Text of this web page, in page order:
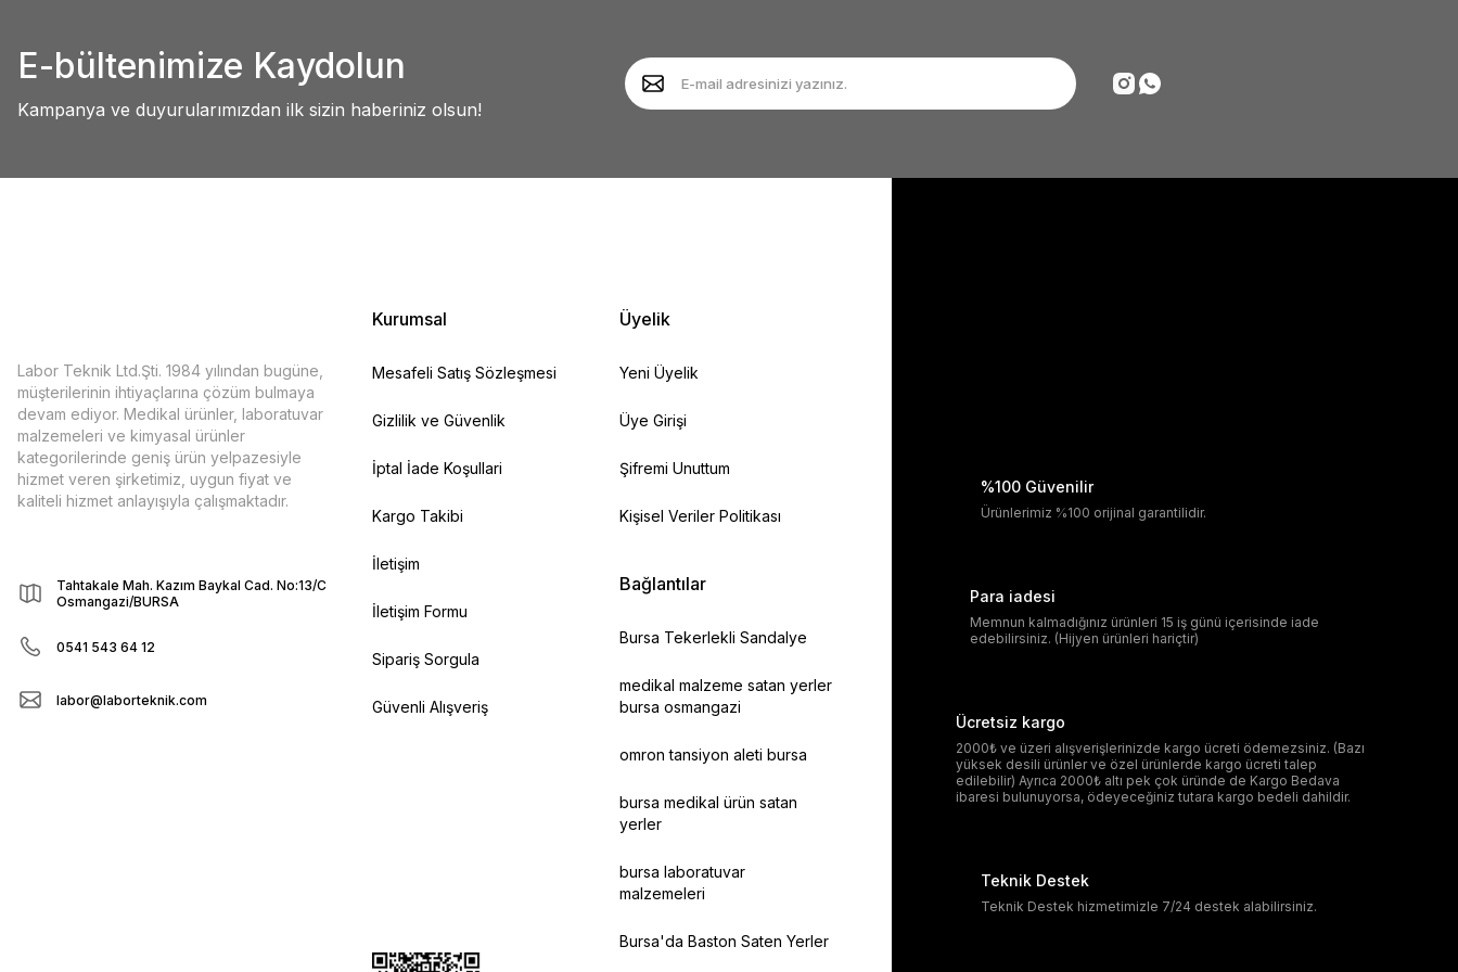
Ürün açıklamasında eksik bilgiler bulunuyor.
Ürün fiyatı diğer sitelerden daha pahalı.
Deneyimini Paylaş
E-bültenimize Kaydolun
Kampanya ve duyurularımızdan ilk sizin haberiniz olsun!
Labor Teknik Ltd.Şti. 1984 yılından bugüne,
müşterilerinin ihtiyaçlarına çözüm bulmaya
devam ediyor. Medikal ürünler, laboratuvar
malzemeleri ve kimyasal ürünler
kategorilerinde geniş ürün yelpazesiyle
hizmet veren şirketimiz, uygun fiyat ve
kaliteli hizmet anlayışıyla çalışmaktadır.
Tahtakale Mah. Kazım Baykal Cad. No:13/C
Osmangazi/BURSA
0541 543 64 12
labor@laborteknik.com
Kurumsal
Mesafeli Satış Sözleşmesi
Gizlilik ve Güvenlik
İptal İade Koşullari
Kargo Takibi
İletişim
İletişim Formu
Sipariş Sorgula
Güvenli Alışveriş
Üyelik
Yeni Üyelik
Üye Girişi
Şifremi Unuttum
Kişisel Veriler Politikası
Bağlantılar
Bursa Tekerlekli Sandalye
medikal malzeme satan yerler
bursa osmangazi
omron tansiyon aleti bursa
bursa medikal ürün satan
yerler
bursa laboratuvar
malzemeleri
Bursa'da Baston Saten Yerler
%100 Güvenilir
Ürünlerimiz %100 orijinal garantilidir.
Para iadesi
Memnun kalmadığınız ürünleri 15 iş günü içerisinde iade
edebilirsiniz. (Hijyen ürünleri hariçtir)
Ücretsiz kargo
2000₺ ve üzeri alışverişlerinizde kargo ücreti ödemezsiniz. (Bazı
yüksek desili ürünler ve özel ürünlerde kargo ücreti talep
edilebilir) Ayrıca 2000₺ altı pek çok üründe de Kargo Bedava
ibaresi bulunuyorsa, ödeyeceğiniz tutara kargo bedeli dahildir.
Teknik Destek
Teknik Destek hizmetimizle 7/24 destek alabilirsiniz.